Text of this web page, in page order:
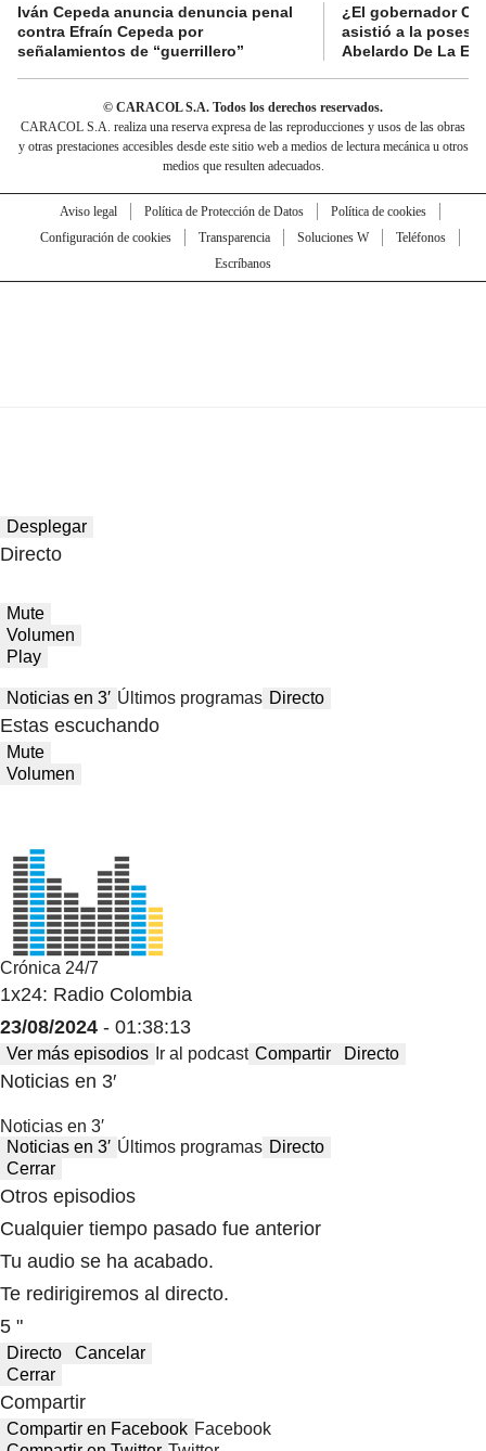
Iván Cepeda anuncia denuncia penal
contra Efraín Cepeda por
señalamientos de “guerrillero”
¿El gobernador
asistió a la
Abelardo De La
© CARACOL S.A. Todos los derechos reservados.
CARACOL S.A. realiza una reserva expresa de las reproducciones y usos de las obras
y otras prestaciones accesibles desde este sitio web a medios de lectura mecánica u otros
medios que resulten adecuados.
Aviso legal Política de Protección de Datos
Política de cookies
Configuración de cookies
Transparencia Soluciones W
Teléfonos
Escríbanos
Desplegar
Directo
Mute
Volumen
Play
Noticias en 3′ Últimos programas Directo
Estas escuchando
Mute
Volumen
Crónica 24/7
1x24: Radio Colombia
23/08/2024 - 01:38:13
Ver más episodios Ir al podcast Compartir Directo
Noticias en 3′
Noticias en 3′
Noticias en 3′ Últimos programas Directo
Cerrar
Otros episodios
Cualquier tiempo pasado fue anterior
Tu audio se ha acabado.
Te redirigiremos al directo.
5 "
Directo
Cancelar
Cerrar
Compartir
Compartir en Facebook Facebook